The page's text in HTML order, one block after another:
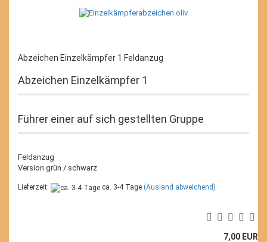
Abzeichen Einzelkämpfer 1 Feldanzug
Abzeichen Einzelkämpfer 1
Führer einer auf sich gestellten Gruppe
Feldanzug
Version grün / schwarz
Lieferzeit: ca. 3-4 Tage (Ausland abweichend)
7,00 EUR